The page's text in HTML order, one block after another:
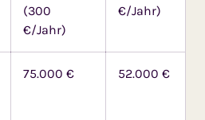
(300
€/Jahr)
€/Jahr)
75.000 € 52.000 €